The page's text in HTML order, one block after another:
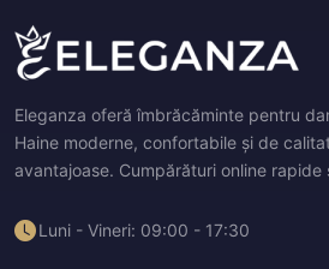
Eleganza oferă îmbrăcăminte pentru
Haine moderne, confortabile și de
avantajoase. Cumpărături online rapide
Luni - Vineri: 09:00 - 17:30